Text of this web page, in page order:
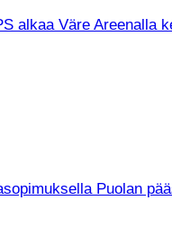
alkaa Väre
Puolan